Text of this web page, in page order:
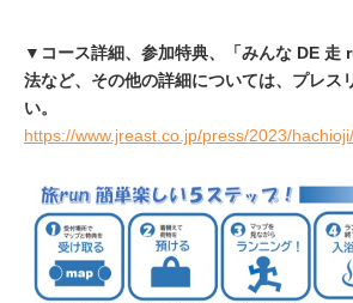
▼コース詳細、参加特典、「みんな DE 走
法など、その他の詳細については、プレス
い。
https://www.jreast.co.jp/press/2023/